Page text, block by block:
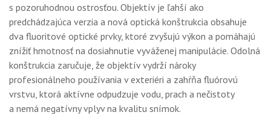
WORKSHOPY
OBCHOD
s pozoruhodnou ostrosťou. Objektív je ľahší ako
predchádzajúca verzia a nová optická konštrukcia obsahuje
dva fluoritové optické prvky, ktoré zvyšujú výkon a pomáhajú
znížiť hmotnosť na dosiahnutie vyváženej manipulácie. Odolná
konštrukcia zaručuje, že objektív vydrží nároky
profesionálneho používania v exteriéri a zahŕňa fluórovú
vrstvu, ktorá aktívne odpudzuje vodu, prach a nečistoty
a nemá negatívny vplyv na kvalitu snímok.